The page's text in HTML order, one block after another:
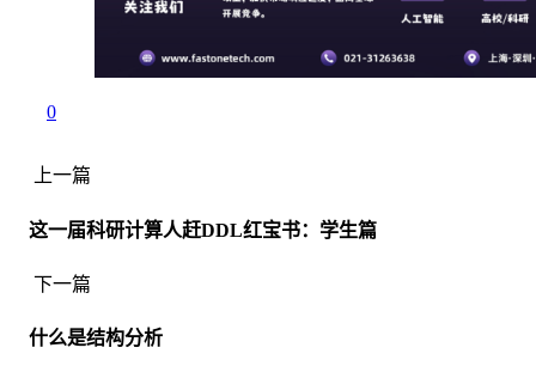
0
上一篇
这一届科研计算人赶DDL红宝书：学生篇
下一篇
什么是结构分析